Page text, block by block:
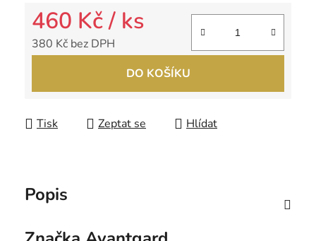
460 Kč/ ks
380 Kč bez DPH
DO KOŠÍKU
Tisk Zeptat se Hlídat
Popis